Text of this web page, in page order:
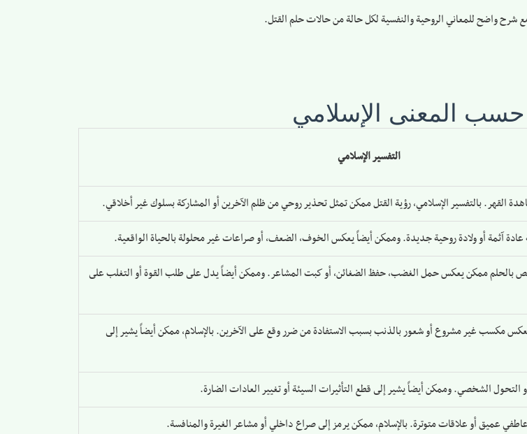
شرح واضح للمعاني الروحية والنفسية لكل حالة من حالات حلم القتل.
حسب المعنى الإسلامي
التفسير الإسلامي
القهر. بالتفسير الإسلامي، رؤية القتل ممكن تمثل تحذير روحي من ظلم الآخرين أو المشاركة بسلوك غير أخلاقي.
عادة آثمة أو ولادة روحية جديدة. وممكن أيضاً يعكس الخوف، الضعف، أو صراعات غير محلولة بالحياة الواقعية.
بالحلم ممكن يعكس حمل الغضب، حفظ الضغائن، أو كبت المشاعر. وممكن أيضاً يدل على طلب القوة أو التغلب على
مكسب غير مشروع أو شعور بالذنب بسبب الاستفادة من ضرر وقع على الآخرين. بالإسلام، ممكن أيضاً يشير إلى
الشخصي. وممكن أيضاً يشير إلى قطع التأثيرات السيئة أو تغيير العادات الضارة.
عميق أو علاقات متوترة. بالإسلام، ممكن يرمز إلى صراع داخلي أو مشاعر الغيرة والمنافسة.